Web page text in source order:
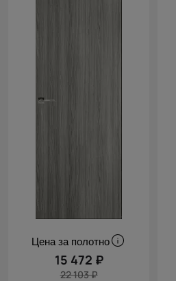
Цена за полотно
15 472 ₽
22 103 ₽